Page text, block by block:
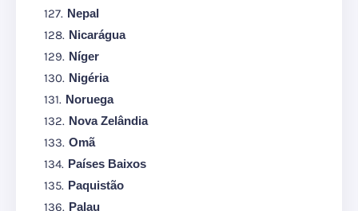
Nepal
Nicarágua
Níger
Nigéria
Noruega
Nova Zelândia
Omã
Países Baixos
Paquistão
Palau